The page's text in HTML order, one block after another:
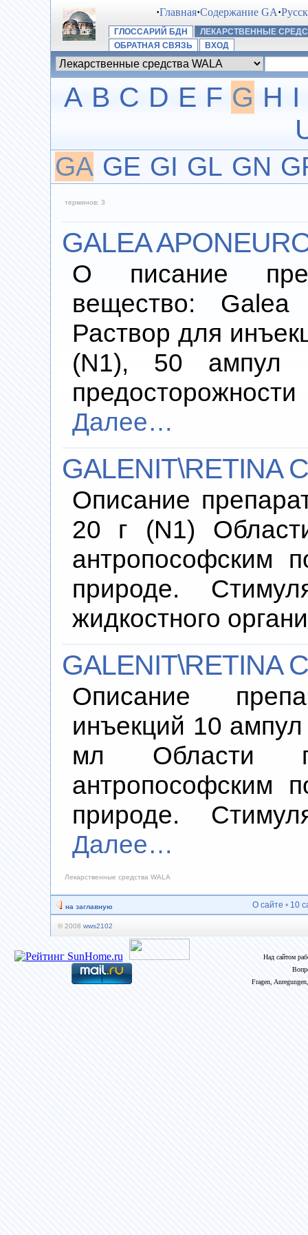
·Главная·Содержание GA·
ГЛОССАРИЙ БДН
ЛЕКАРСТВЕННЫЕ
ОБРАТНАЯ СВЯЗЬ
ВХОД
A B C D E F G H I
GA GE GI GL GN
терминов: 3
GALEA
О писание
вещество:
Раствор для
(N1), 50
Далее…
GALENIT\RETINA
Описание
20 г (N1)
антропософским
природе.
жидкостного
GALENIT\RETINA
Описание
инъекций 10
мл Области
антропософским
природе.
Далее…
Лекарственные средства WALA
на заглавную О сайте • 10
© 2008 wws2102
Над сайтом
Fragen,